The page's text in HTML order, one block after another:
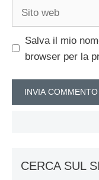
Salva il mio
browser per la
CERCA SUL